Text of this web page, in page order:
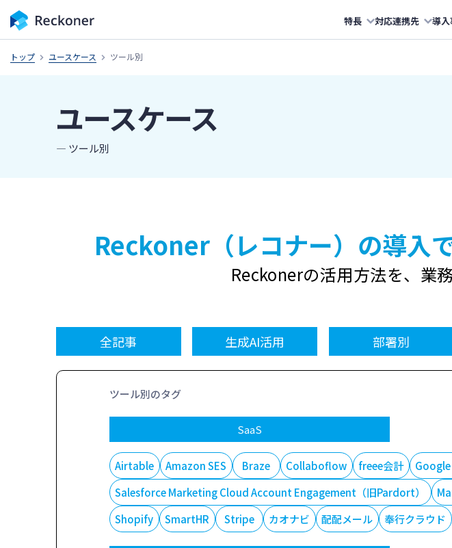
特長 対応連携先 導
トップ ユースケース ツール別
ユースケース
― ツール別
Reckoner（レコナー）の導入
Reckonerの活用方法を、 業
全記事 生成AI活用 部署別
ツール別のタグ
SaaS
Airtable Amazon SES Braze Collaboflow freee会計
Salesforce Marketing Cloud Account Engagement（旧Pardort）
Shopify
SmartHR Stripe カオナビ 配配メール 奉行クラウド